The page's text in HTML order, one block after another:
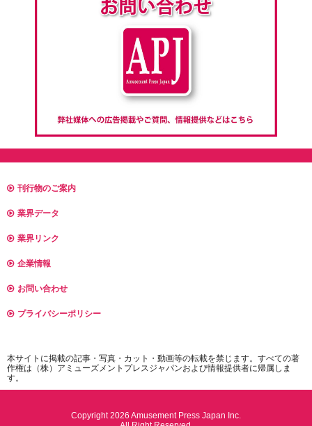
刊行物のご案内
業界データ
業界リンク
企業情報
お問い合わせ
プライバシーポリシー
本サイトに掲載の記事・写真・カット・動画等の転載を禁じます。すべての著
作権は（株）アミューズメントプレスジャパンおよび情報提供者に帰属しま
す。
Copyright 2026 Amusement Press Japan Inc.